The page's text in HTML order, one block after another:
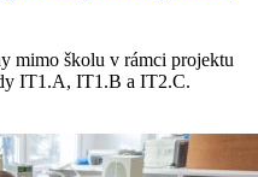
mimo školu v rámci projektu
IT1.A, IT1.B a IT2.C.